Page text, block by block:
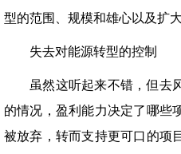
型的范围、规模和雄心以及扩
失去对能源转型的控制
虽然这听起来不错，但去
的情况，盈利能力决定了哪些
被放弃，转而支持更可口的项